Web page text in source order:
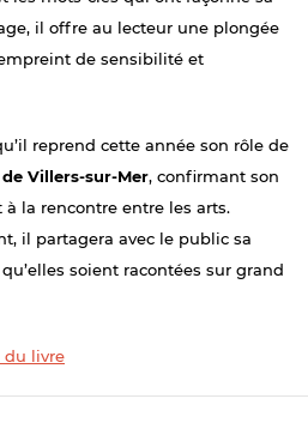
il offre au lecteur une plongée
de sensibilité et
reprend cette année son rôle de
Villers-sur-Mer, confirmant son
la rencontre entre les arts.
il partagera avec le public sa
soient racontées sur grand
du livre